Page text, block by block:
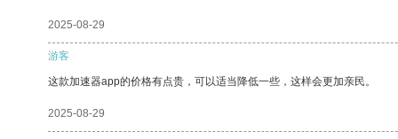
2025-08-29
游客
这款加速器app的价格有点贵，可以适当降低一些，这样会更加亲民。
2025-08-29